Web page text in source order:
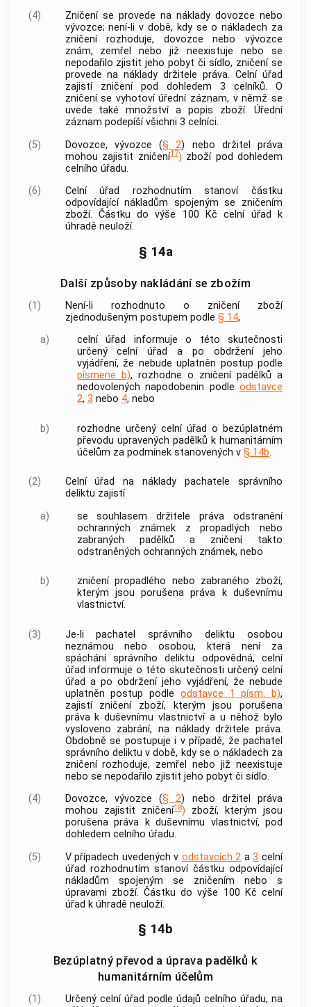
(4)
Zničení se provede na náklady dovozce nebo
vývozce; není-li v době, kdy se o nákladech za
zničení rozhoduje, dovozce nebo vývozce
znám, zemřel nebo již neexistuje nebo se
nepodařilo zjistit jeho pobyt či sídlo, zničení se
provede na náklady držitele práva. Celní úřad
zajistí zničení pod dohledem 3 celníků. O
zničení se vyhotoví úřední záznam, v němž se
uvede také množství a popis zboží. Úřední
záznam podepíší všichni 3 celníci.
(5)
Dovozce, vývozce (§ 2) nebo držitel práva
mohou zajistit zničení17) zboží pod dohledem
celního úřadu.
(6)
Celní úřad rozhodnutím stanoví částku
odpovídající nákladům spojeným se zničením
zboží. Částku do výše 100 Kč celní úřad k
úhradě neuloží.
§ 14a
Další způsoby nakládání se zbožím
(1)
Není-li rozhodnuto o zničení zboží
zjednodušeným postupem podle § 14,
a)
celní úřad informuje o této skutečnosti
určený celní úřad a po obdržení jeho
vyjádření, že nebude uplatněn postup podle
písmene b), rozhodne o zničení padělků a
nedovolených napodobenin podle odstavce
2, 3 nebo 4, nebo
b)
rozhodne určený celní úřad o bezúplatném
převodu upravených padělků k humanitárním
účelům za podmínek stanovených v § 14b.
(2)
Celní úřad na náklady pachatele správního
deliktu zajistí
a)
se souhlasem držitele práva odstranění
ochranných známek z propadlých nebo
zabraných padělků a zničení takto
odstraněných ochranných známek, nebo
b)
zničení propadlého nebo zabraného zboží,
kterým jsou porušena práva k duševnímu
vlastnictví.
(3)
Je-li pachatel správního deliktu osobou
neznámou nebo osobou, která není za
spáchání správního deliktu odpovědná, celní
úřad informuje o této skutečnosti určený celní
úřad a po obdržení jeho vyjádření, že nebude
uplatněn postup podle odstavce 1 písm. b),
zajistí zničení zboží, kterým jsou porušena
práva k duševnímu vlastnictví a u něhož bylo
vysloveno zabrání, na náklady držitele práva.
Obdobně se postupuje i v případě, že pachatel
správního deliktu v době, kdy se o nákladech za
zničení rozhoduje, zemřel nebo již neexistuje
nebo se nepodařilo zjistit jeho pobyt či sídlo.
(4)
Dovozce, vývozce (§ 2) nebo držitel práva
mohou zajistit zničení18) zboží, kterým jsou
porušena práva k duševnímu vlastnictví, pod
dohledem celního úřadu.
(5)
V případech uvedených v odstavcích 2 a3 celní
úřad rozhodnutím stanoví částku odpovídající
nákladům spojeným se zničením nebo s
úpravami zboží. Částku do výše 100 Kč celní
úřad k úhradě neuloží.
§ 14b
Bezúplatný převod a úprava padělků k
humanitárním účelům
(1)
Určený celní úřad podle údajů celního úřadu, na